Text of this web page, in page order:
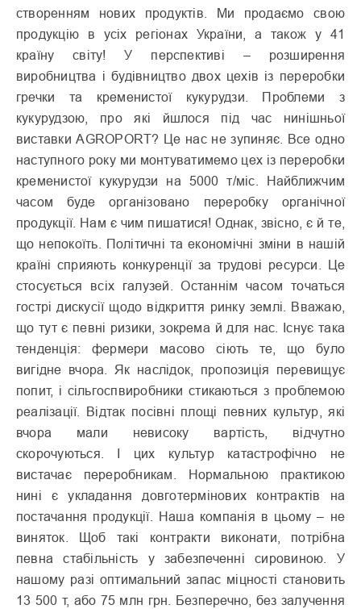
створенням нових продуктів. Ми продаємо свою
продукцію в усіх регіонах України, а також у 41
країну світу! У перспективі – розширення
виробництва і будівництво двох цехів із переробки
гречки та кременистої кукурудзи. Проблеми з
кукурудзою, про які йшлося під час нинішньої
виставки AGROPORT? Це нас не зупиняє. Все одно
наступного року ми монтуватимемо цех із переробки
кременистої кукурудзи на 5000 т/міс. Найближчим
часом буде організовано переробку органічної
продукції. Нам є чим пишатися! Однак, звісно, є й те,
що непокоїть. Політичні та економічні зміни в нашій
країні сприяють конкуренції за трудові ресурси. Це
стосується всіх галузей. Останнім часом точаться
гострі дискусії щодо відкриття ринку землі. Вважаю,
що тут є певні ризики, зокрема й для нас. Існує така
тенденція: фермери масово сіють те, що було
вигідне вчора. Як наслідок, пропозиція перевищує
попит, і сільгоспвиробники стикаються з проблемою
реалізації. Відтак посівні площі певних культур, які
вчора мали невисоку вартість, відчутно
скорочуються. І цих культур катастрофічно не
вистачає переробникам. Нормальною практикою
нині є укладання довготермінових контрактів на
постачання продукції. Наша компанія в цьому – не
виняток. Щоб такі контракти виконати, потрібна
певна стабільність у забезпеченні сировиною. У
нашому разі оптимальний запас міцності становить
13 500 т, або 75 млн грн. Безперечно, без залучення